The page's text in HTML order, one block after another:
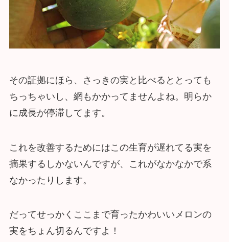
その証拠にほら、さっきの実と比べるととっても
ちっちゃいし、網もかかってませんよね。明らか
に成長が停滞してます。
これを改善するためにはこの生育が遅れてる実を
摘果するしかないんですが、これがなかなかで系
なかったりします。
だってせっかくここまで育ったかわいいメロンの
実をちょん切るんですよ！